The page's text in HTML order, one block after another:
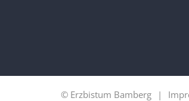
© Erzbistum Bamberg